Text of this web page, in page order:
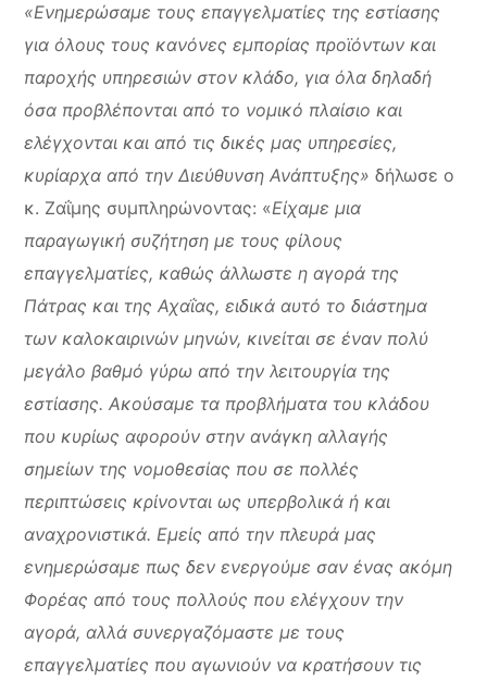
«Ενημερώσαμε τους επαγγελματίες της εστίασης
για όλους τους κανόνες εμπορίας προϊόντων και
παροχής υπηρεσιών στον κλάδο, για όλα δηλαδή
όσα προβλέπονται από το νομικό πλαίσιο και
ελέγχονται και από τις δικές μας υπηρεσίες,
κυρίαρχα από την Διεύθυνση Ανάπτυξης» δήλωσε ο
κ. Ζαΐμης συμπληρώνοντας: «Είχαμε μια
παραγωγική συζήτηση με τους φίλους
επαγγελματίες, καθώς άλλωστε η αγορά της
Πάτρας και της Αχαΐας, ειδικά αυτό το διάστημα
των καλοκαιρινών μηνών, κινείται σε έναν πολύ
μεγάλο βαθμό γύρω από την λειτουργία της
εστίασης. Ακούσαμε τα προβλήματα του κλάδου
που κυρίως αφορούν στην ανάγκη αλλαγής
σημείων της νομοθεσίας που σε πολλές
περιπτώσεις κρίνονται ως υπερβολικά ή και
αναχρονιστικά. Εμείς από την πλευρά μας
ενημερώσαμε πως δεν ενεργούμε σαν ένας ακόμη
Φορέας από τους πολλούς που ελέγχουν την
αγορά, αλλά συνεργαζόμαστε με τους
επαγγελματίες που αγωνιούν να κρατήσουν τις